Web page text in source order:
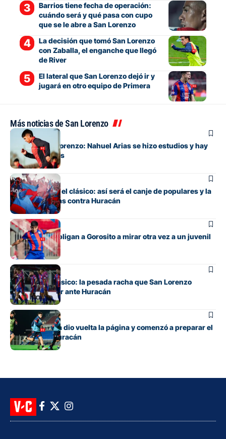
Barrios tiene fecha de operación:
cuándo será y qué pasa con cupo
que se le abre a San Lorenzo
La decisión que tomó San Lorenzo
con Zaballa, el enganche que llegó
de River
El lateral que San Lorenzo dejó ir y
jugará en otro equipo de Primera
Más noticias de San Lorenzo
Fútbol
Alivio en San Lorenzo: Nahuel Arias se hizo estudios y hay
buenas noticias
Fútbol
Todo listo para el clásico: así será el canje de populares y la
venta de plateas contra Huracán
Fútbol
Las lesiones obligan a Gorosito a mirar otra vez a un juvenil
Fútbol
Otra vez un clásico: la pesada racha que San Lorenzo
intentará cortar ante Huracán
Fútbol
San Lorenzo ya dio vuelta la página y comenzó a preparar el
clásico ante Huracán